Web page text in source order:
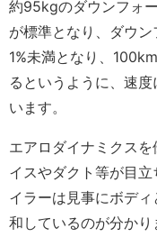
約95kgのダウンフォ
が標準となり、ダウ
1%未満となり、
るというように、速
います。
エアロダイナミクス
イスやダクト等が目
イラーは見事にボデ
和しているのが分かり